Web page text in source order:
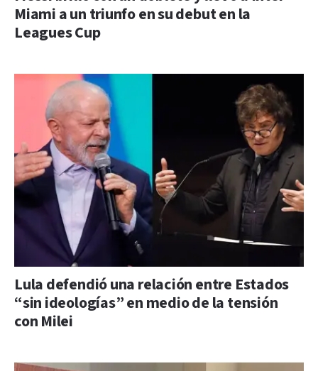
Miami a un triunfo en su debut en la
Leagues Cup
Lula defendió una relación entre Estados
“sin ideologías” en medio de la tensión
con Milei